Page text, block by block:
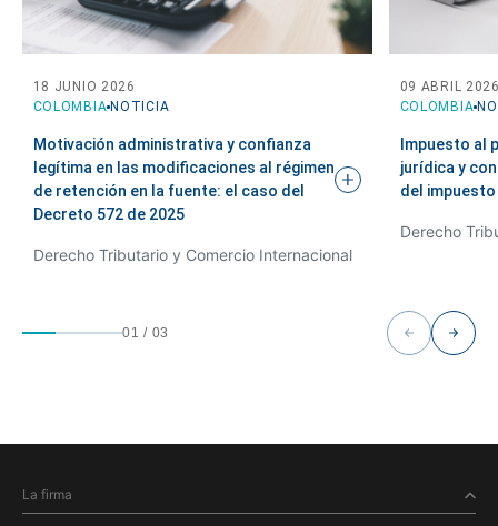
COLOMBIA NOTICIA
18 JUNIO 2026
Motivación administrativa y confianza
legítima en las modificaciones al régimen
de retención en la fuente: el caso del
Decreto 572 de 2025
Derecho Tributario y Comercio Internacional
COLOMBIA
09 ABRIL
Impuesto al
jurídica y
del impuesto
Derecho
01 / 03
La firma